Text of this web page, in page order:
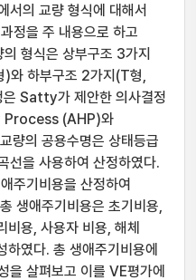
서의 교량 형식에 대해서
정을 주 내용으로 하고
형식은 상부구조 3가지
)와 하부구조 2가지(T형,
Satty가 제안한 의사결정
(AHP)와
량의 공용수명은 상태등급
선을 사용하여 산정하였다.
주기비용을 산정하여
생애주기비용은 초기비용,
용, 사용자 비용, 해체
였다. 총 생애주기비용에
을 살펴보고 이를 VE평가에